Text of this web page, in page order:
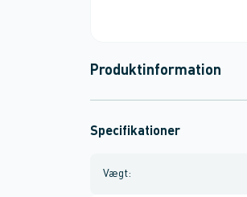
Produktinformation
Specifikationer
Vægt: